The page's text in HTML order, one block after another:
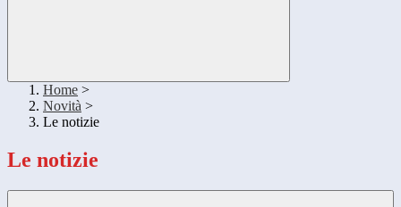
Home >
Novità >
Le notizie
Le notizie